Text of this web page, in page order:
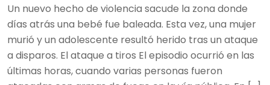
Un nuevo hecho de violencia sacude la zona donde
días atrás una bebé fue baleada. Esta vez, una mujer
murió y un adolescente resultó herido tras un ataque
a disparos. El ataque a tiros El episodio ocurrió en las
últimas horas, cuando varias personas fueron